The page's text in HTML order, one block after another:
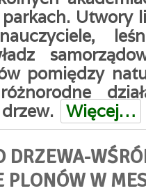
Utwory
pomiędzy
Więcej…
DRZEWA-
PLONÓW W